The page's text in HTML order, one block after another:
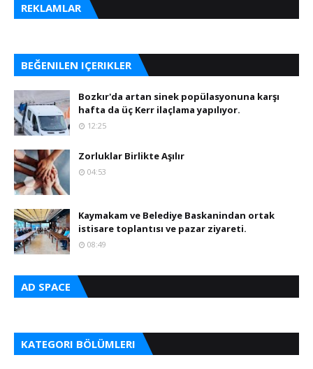
REKLAMLAR
BEĞENILEN IÇERIKLER
Bozkır'da artan sinek popülasyonuna karşı
hafta da üç Kerr ilaçlama yapılıyor.
12:25
Zorluklar Birlikte Aşılır
04:53
Kaymakam ve Belediye Baskanindan ortak
istisare toplantısı ve pazar ziyareti.
08:49
AD SPACE
KATEGORI BÖLÜMLERI